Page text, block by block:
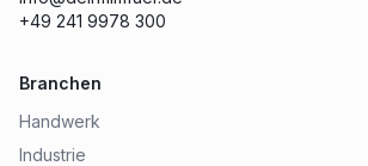
+49 241 9978 300
Branchen
Handwerk
Industrie